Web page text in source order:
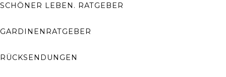
SCHÖNER LEBEN. RATGEBER
GARDINENRATGEBER
RÜCKSENDUNGEN